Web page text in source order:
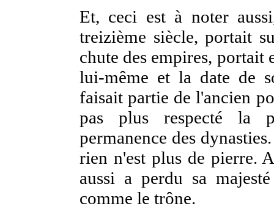
Et, ceci est à noter
treizième siècle, portait
chute des empires, portait
lui-même et la date de
faisait partie de l'ancien
pas plus respecté la
permanence des
rien n'est plus de pierre.
aussi a perdu sa
comme le trône.